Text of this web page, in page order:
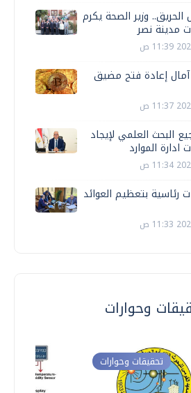
وزير الصحة يكرم
مدينة نصر
آمال إعادة فتح مضيق
البحث العلمي لإيجاد
الموارد
رئاسية بتعظيم العوائد
وحوارات
تحقيقات وحوارات